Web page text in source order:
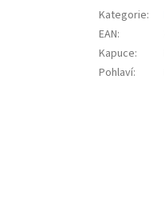
Kategorie:
EAN:
Kapuce:
Pohlaví: